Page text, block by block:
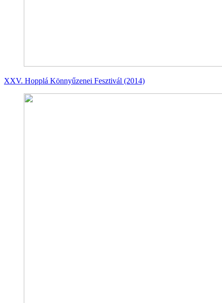
XXV. Hopplá Könnyűzenei Fesztivál (2014)